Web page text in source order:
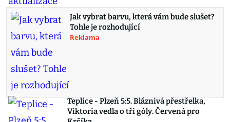
Jak vybrat barvu, která vám bude slušet?
Tohle je rozhodující
Reklama
Teplice - Plzeň 5:5. Bláznivá přestřelka,
Viktoria vedla o tři góly. Červená pro